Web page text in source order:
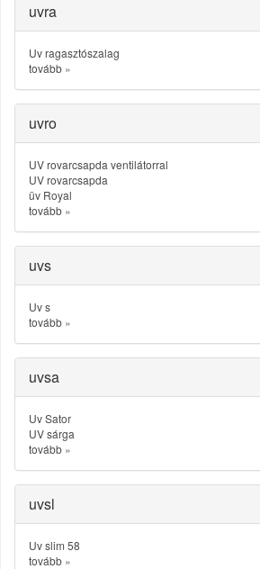
uvra
Uv ragasztószalag
tovább »
uvro
UV rovarcsapda ventilátorral
UV rovarcsapda
üv Royal
tovább »
uvs
Uv s
tovább »
uvsa
Uv Sator
UV sárga
tovább »
uvsl
Uv slim 58
tovább »